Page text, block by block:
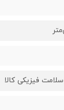
فیزیکی کالا